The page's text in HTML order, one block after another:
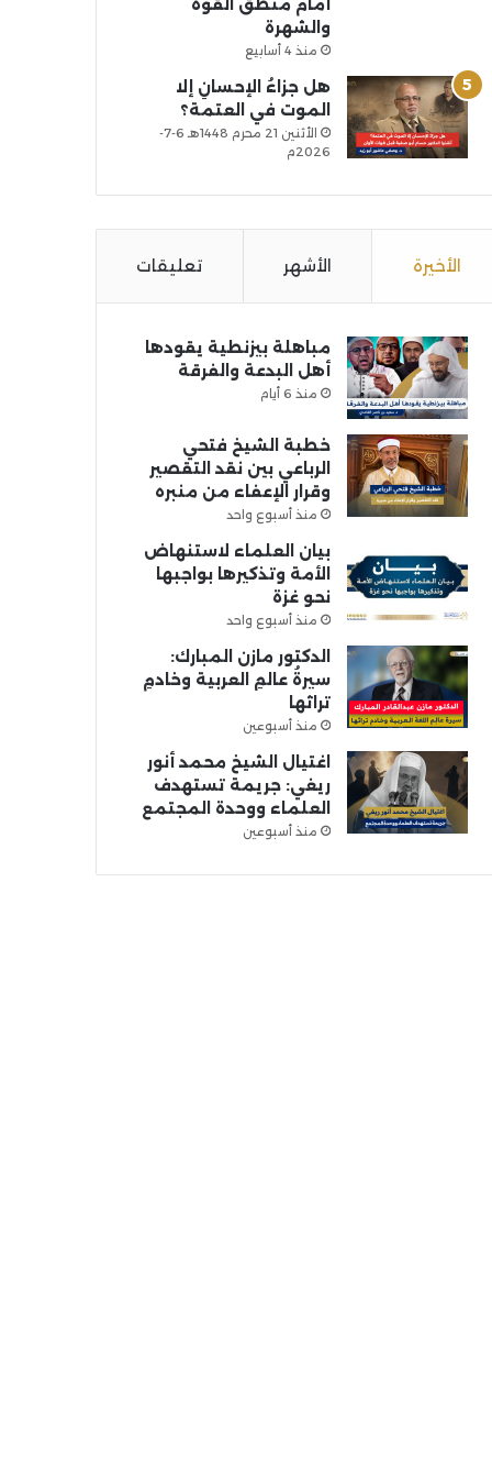
أمام منطق القوة
والشهرة
منذ 4 أسابيع
هل جزاءُ الإحسانِ إلا
الموت في العتمة؟
الأثنين 21 محرم 1448هـ 6-7-
2026م
الأخيرة الأشهر تعليقات
مباهلة بيزنطية يقودها
أهل البدعة والفرقة
منذ 6 أيام
خطبة الشيخ فتحي
الرباعي بين نقد التقصير
وقرار الإعفاء من منبره
منذ أسبوع واحد
بيان العلماء لاستنهاض
الأمة وتذكيرها بواجبها
نحو غزة
منذ أسبوع واحد
الدكتور مازن المبارك:
سيرةُ عالمِ العربية وخادمِ
تراثها
منذ أسبوعين
اغتيال الشيخ محمد أنور
ريغي: جريمة تستهدف
العلماء ووحدة المجتمع
منذ أسبوعين